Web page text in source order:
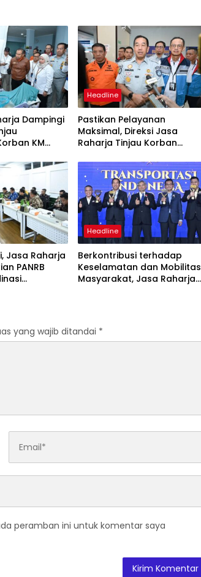
Dampingi
KM
Headline
Pastikan Pelayanan
Maksimal, Direksi Jasa
Raharja Tinjau Korban
Sentosa II
Jasa Raharja
PANRB
Headline
Berkontribusi terhadap
Keselamatan dan Mobilitas
Masyarakat, Jasa Raharja
yang wajib ditandai *
peramban ini untuk komentar saya